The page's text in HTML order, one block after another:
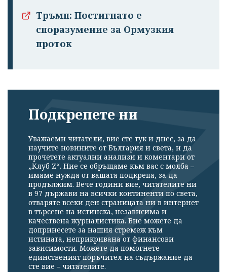
Тръмп: Постигнато е
споразумение за Ормузкия
проток
Подкрепете ни
Уважаеми читатели, вие сте тук и днес, за да
научите новините от България и света, и да
прочетете актуални анализи и коментари от
„Клуб Z“. Ние се обръщаме към вас с молба –
имаме нужда от вашата подкрепа, за да
продължим. Вече години вие, читателите ни
в 97 държави на всички континенти по света,
отваряте всеки ден страницата ни в интернет
в търсене на истинска, независима и
качествена журналистика. Вие можете да
допринесете за нашия стремеж към
истината, неприкривана от финансови
зависимости. Можете да помогнете
единственият поръчител на съдържание да
сте вие – читателите.